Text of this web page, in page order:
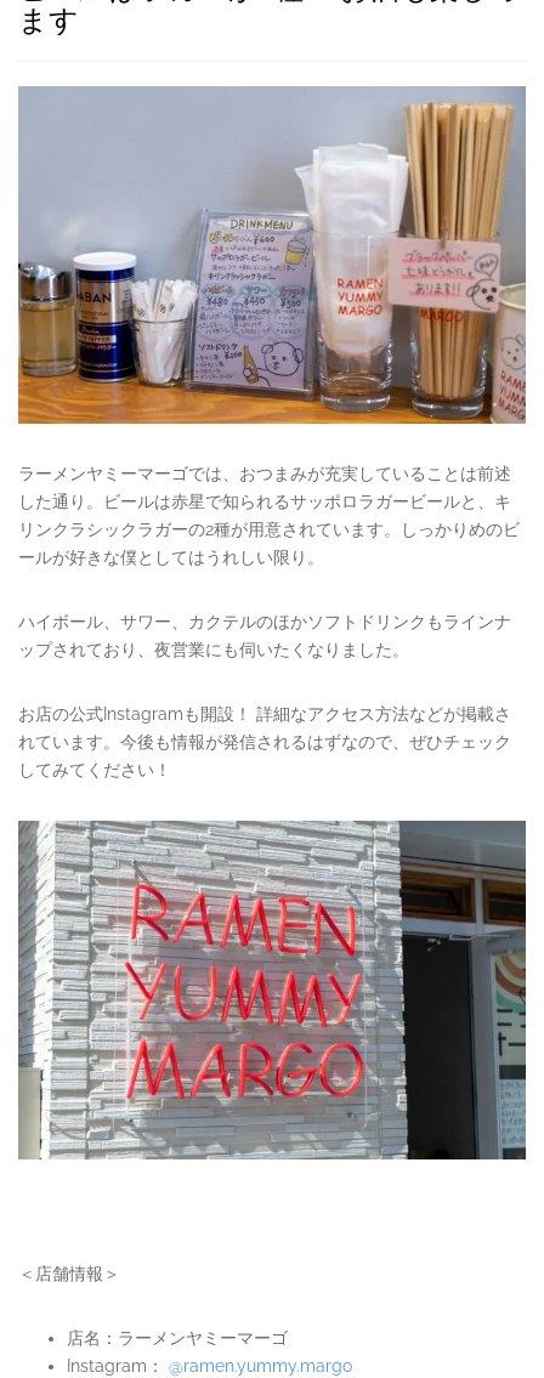
ます
ラーメンヤミーマーゴでは、おつまみが充実していることは前述
した通り。ビールは赤星で知られるサッポロラガービールと、キ
リンクラシックラガーの2種が用意されています。しっかりめのビ
ールが好きな僕としてはうれしい限り。
ハイボール、サワー、カクテルのほかソフトドリンクもラインナ
ップされており、夜営業にも伺いたくなりました。
お店の公式Instagramも開設！ 詳細なアクセス方法などが掲載さ
れています。今後も情報が発信されるはずなので、ぜひチェック
してみてください！
＜店舗情報＞
店名：ラーメンヤミーマーゴ
Instagram： @ramen.yummy.margo